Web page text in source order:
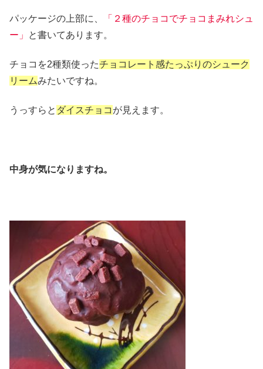
パッケージの上部に、
「２種のチョコでチョコまみれシュ
ー」
と書いてあります。
チョコを2種類使ったチョコレート感たっぷりのシューク
リームみたいですね。
うっすらと ダイスチョコ が見えます。
中身が気になりますね。